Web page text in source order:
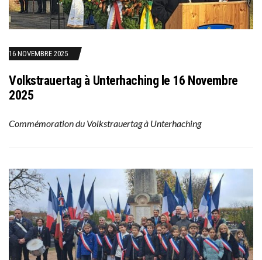
16 NOVEMBRE 2025
Volkstrauertag à Unterhaching le 16 Novembre
2025
Commémoration du Volkstrauertag à Unterhaching